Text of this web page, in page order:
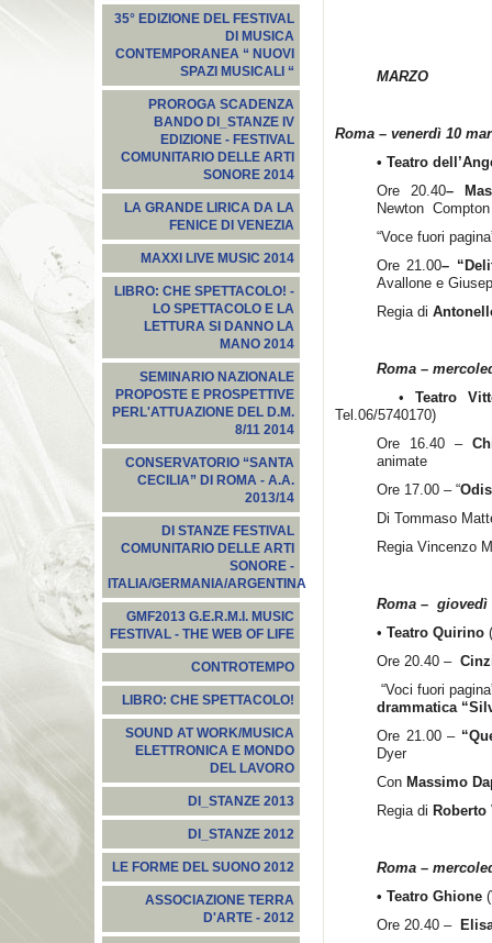
35° EDIZIONE DEL FESTIVAL
DI MUSICA
CONTEMPORANEA “ NUOVI
SPAZI MUSICALI “
PROROGA SCADENZA
BANDO DI_STANZE IV
EDIZIONE - FESTIVAL
COMUNITARIO DELLE ARTI
SONORE 2014
LA GRANDE LIRICA DA LA
FENICE DI VENEZIA
MAXXI LIVE MUSIC 2014
LIBRO: CHE SPETTACOLO! -
LO SPETTACOLO E LA
LETTURA SI DANNO LA
MANO 2014
SEMINARIO NAZIONALE
PROPOSTE E PROSPETTIVE
PERL'ATTUAZIONE DEL D.M.
8/11 2014
CONSERVATORIO “SANTA
CECILIA” DI ROMA - A.A.
2013/14
DI STANZE FESTIVAL
COMUNITARIO DELLE ARTI
SONORE -
ITALIA/GERMANIA/ARGENTINA
GMF2013 G.E.R.M.I. MUSIC
FESTIVAL - THE WEB OF LIFE
CONTROTEMPO
LIBRO: CHE SPETTACOLO!
SOUND AT WORK/MUSICA
ELETTRONICA E MONDO
DEL LAVORO
DI_STANZE 2013
DI_STANZE 2012
LE FORME DEL SUONO 2012
ASSOCIAZIONE TERRA
D'ARTE - 2012
MARZO
Roma – venerdì 10
• Teatro
Ore 20.40–
Newton
“Voce fuori
Ore 21.00–
Avallone e
Regia di
Roma –
• Teatro
Tel.06/5740170)
Ore 16.40 –
animate
Ore 17.00 – “
Di Tommaso
Regia Vincenzo
Roma – giovedì
• Teatro Quirino
Ore 20.40 –
“Voci fuori
drammatica
Ore 21.00 –
Dyer
Con Massimo
Regia di Roberto
Roma –
• Teatro Ghione
Ore 20.40 –